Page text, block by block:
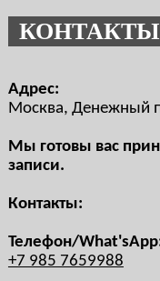
КОНТАКТЫ
Адрес:
Москва, Денежный
Мы готовы вас
записи.
Контакты:
Телефон/
+7 985 7659988